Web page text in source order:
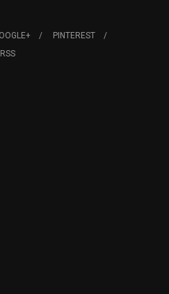
PINTEREST
RSS